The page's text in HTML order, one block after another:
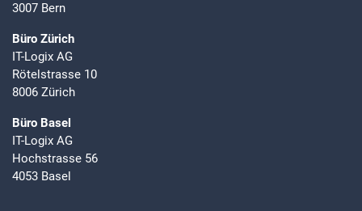
3007 Bern
Büro Zürich
IT-Logix AG
Rötelstrasse 10
8006 Zürich
Büro Basel
IT-Logix AG
Hochstrasse 56
4053 Basel